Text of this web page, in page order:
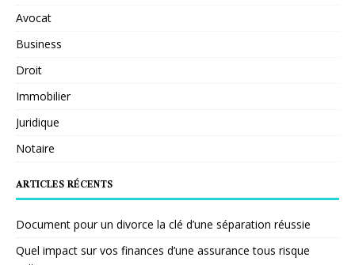
Avocat
Business
Droit
Immobilier
Juridique
Notaire
ARTICLES RÉCENTS
Document pour un divorce la clé d’une séparation réussie
Quel impact sur vos finances d’une assurance tous risque